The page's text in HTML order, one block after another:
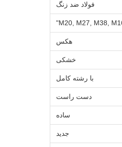
فولاد ضد زنگ
M20, M27, M38,
هکس
خشکی
با رشته کامل
دست راست
ساده
جدید